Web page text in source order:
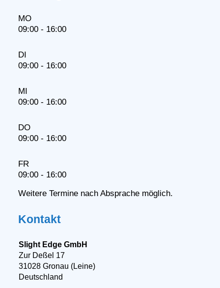
MO
09:00 - 16:00
DI
09:00 - 16:00
MI
09:00 - 16:00
DO
09:00 - 16:00
FR
09:00 - 16:00
Weitere Termine nach Absprache möglich.
Kontakt
Slight Edge GmbH
Zur Deßel 17
31028 Gronau (Leine)
Deutschland